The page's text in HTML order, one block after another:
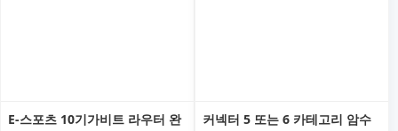
E-스포츠 10기가비트 라우터 완
커넥터 5 또는 6 카테고리 암수